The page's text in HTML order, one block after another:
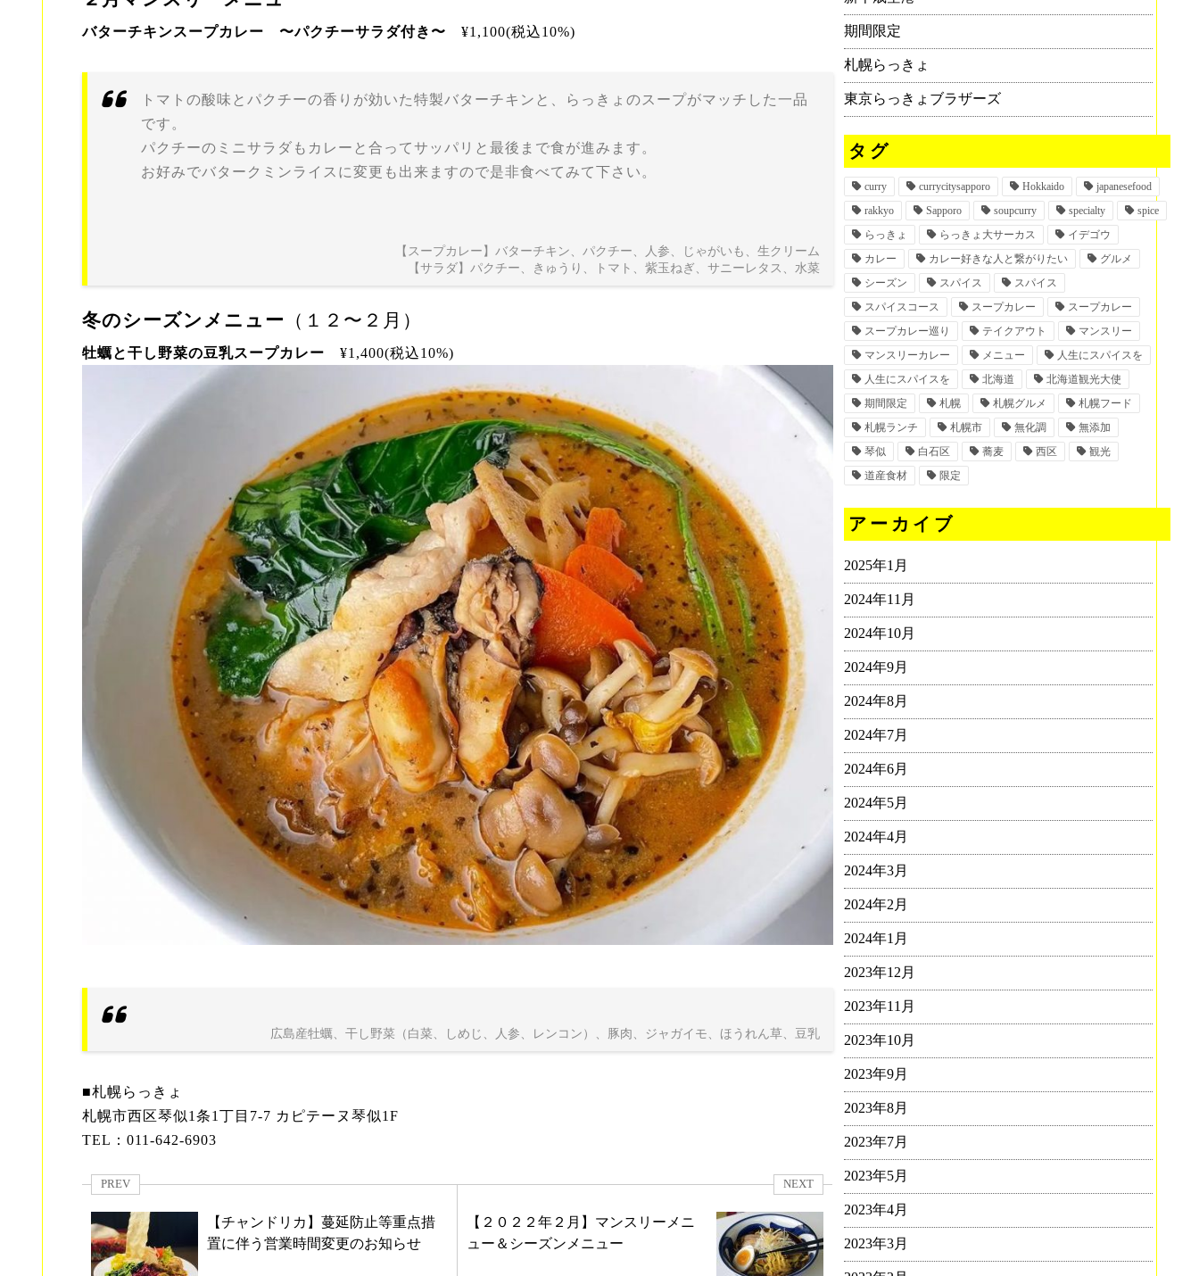
バターチキンスープカレー 〜パクチーサラダ付き〜 ¥1,100(税込10%)
トマトの酸味とパクチーの香りが効いた特製バターチキンと、らっきょのスープがマッチした一品
です。
パクチーのミニサラダもカレーと合ってサッパリと最後まで食が進みます。
お好みでバタークミンライスに変更も出来ますので是非食べてみて下さい。
【スープカレー】バターチキン、パクチー、人参、じゃがいも、生クリーム
【サラダ】パクチー、きゅうり、トマト、紫玉ねぎ、サニーレタス、水菜
冬のシーズンメニュー （１２〜２月）
牡蠣と干し野菜の豆乳スープカレー ¥1,400(税込10%)
広島産牡蠣、干し野菜（白菜、しめじ、人参、レンコン）、豚肉、ジャガイモ、ほうれん草、豆乳
■札幌らっきょ
札幌市西区琴似1条1丁目7-7 カピテーヌ琴似1F
TEL：011-642-6903
PREV
【チャンドリカ】蔓延防止等重点措
置に伴う営業時間変更のお知らせ
NEXT
【２０２２年２月】マンスリーメニ
ュー＆シーズンメニュー
期間限定
札幌らっきょ
東京らっきょブラザーズ
タグ
curry currycitysapporo Hokkaido
japanesefood
rakkyo
Sapporo soupcurry specialty
spice
らっきょ
らっきょ大サーカス
イデゴウ
カレー
カレー好きな人と繋がりたい
グルメ
シーズン
スパイス
スパイス
スパイスコース
スープカレー
スープカレー
スープカレー巡り
テイクアウト
マンスリー
マンスリーカレー
メニュー
人生にスパイスを
人生にスパイスを
北海道
北海道観光大使
期間限定
札幌 札幌グルメ
札幌フード
札幌ランチ
札幌市 無化調
無添加
琴似
白石区 蕎麦 西区
観光
道産食材
限定
アーカイブ
2025年1月
2024年11月
2024年10月
2024年9月
2024年8月
2024年7月
2024年6月
2024年5月
2024年4月
2024年3月
2024年2月
2024年1月
2023年12月
2023年11月
2023年10月
2023年9月
2023年8月
2023年7月
2023年5月
2023年4月
2023年3月